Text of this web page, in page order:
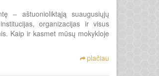
– aštuonioliktąją suaugusiųjų
organizacijas ir visus
Kaip ir kasmet mūsų mokykloje
plačiau